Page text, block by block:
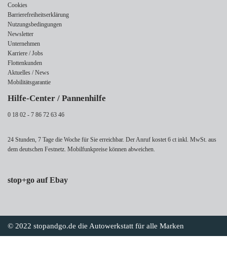
Cookies
Barrierefreiheitserklärung
Nutzungsbedingungen
Newsletter
Unternehmen
Karriere / Jobs
Flottenkunden
Aktuelles / News
Mobilitätsgarantie
Hilfe-Center / Pannenhilfe
0 18 02 - 7 86 72 63 46
24 Stunden, 7 Tage die Woche für Sie erreichbar. Der Anruf kostet 6 ct inkl. MwSt. aus
dem deutschen Festnetz. Mobilfunkpreise können abweichen.
stop+go auf Ebay
© 2022 stopandgo.de die Autowerkstatt für alle Marken